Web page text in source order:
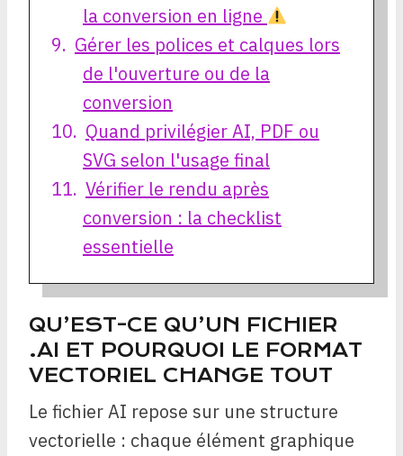
la conversion en ligne
Gérer les polices et calques lors
de l'ouverture ou de la
conversion
Quand privilégier AI, PDF ou
SVG selon l'usage final
Vérifier le rendu après
conversion : la checklist
essentielle
QU’EST-CE QU’UN FICHIER
.AI ET POURQUOI LE FORMAT
VECTORIEL CHANGE TOUT
Le fichier AI repose sur une structure
vectorielle : chaque élément graphique